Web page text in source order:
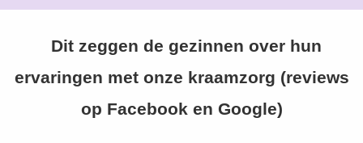
Dit zeggen de gezinnen over hun
ervaringen met onze kraamzorg (reviews
op Facebook en Google)